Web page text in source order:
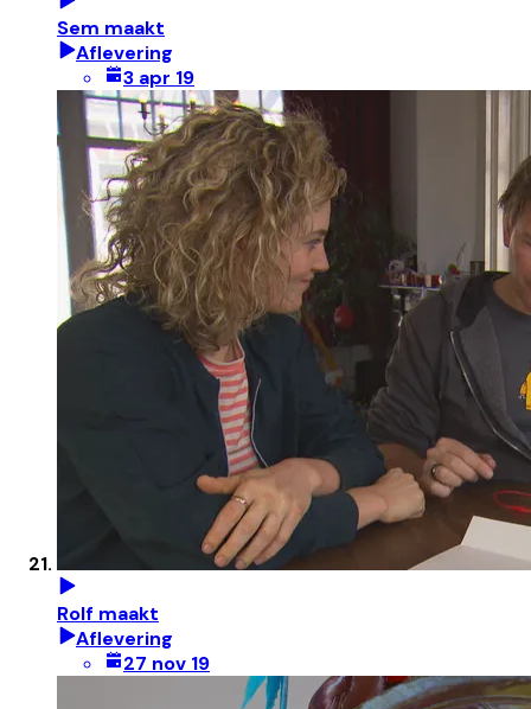
Sem maakt
Aflevering
3 apr 19
Rolf maakt
Aflevering
27 nov 19